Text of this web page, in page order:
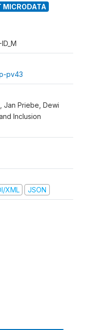
MICRODATA
pv43
Jan Priebe, Dewi
Inclusion
XML JSON